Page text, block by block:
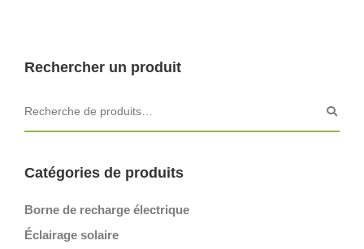
Rechercher un produit
Catégories de produits
Borne de recharge électrique
Éclairage solaire